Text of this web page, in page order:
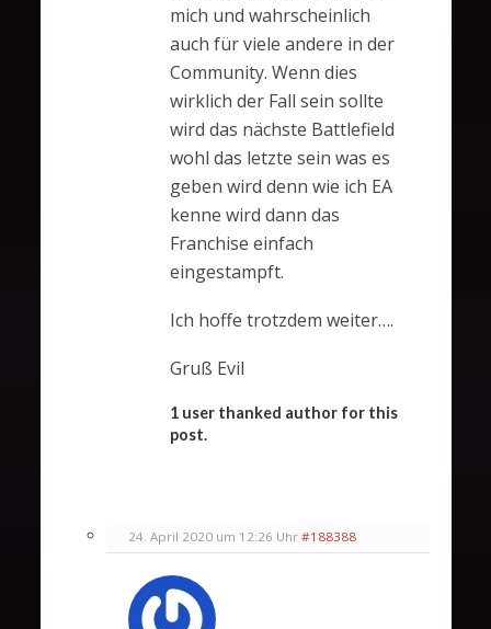
mich und wahrscheinlich
auch für viele andere in der
Community. Wenn dies
wirklich der Fall sein sollte
wird das nächste Battlefield
wohl das letzte sein was es
geben wird denn wie ich EA
kenne wird dann das
Franchise einfach
eingestampft.
Ich hoffe trotzdem weiter….
Gruß Evil
1 user thanked author for this
post.
24. April 2020 um 12:26 Uhr #188388